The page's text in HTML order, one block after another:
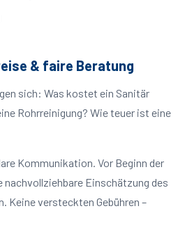
& faire Beratung
sich: Was kostet ein Sanitär
Rohrreinigung? Wie teuer ist eine
Kommunikation. Vor Beginn der
nachvollziehbare Einschätzung des
Keine versteckten Gebühren –